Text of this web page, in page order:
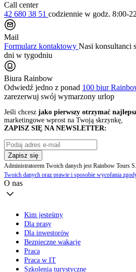
Call center
42 680 38 51 codziennie w godz. 8:00-
Mail
Formularz kontaktowy Nasi konsultanci
dni w tygodniu
Biura Rainbow
Odwiedź jedno z ponad 100 biur
zarezerwuj swój wymarzony urlop
Jeśli chcesz jako pierwszy otrzymać
marketingowe wprost na Twoją skrzynkę,
ZAPISZ SIĘ NA NEWSLETTER:
Zapisz się
Administratorem Twoich danych jest Rainbow Tours
Twoich danych oraz prawie i sposobie wycofania
O nas
Kim jesteśmy
Dla prasy
Dla inwestorów
Bezpieczne wakacje
Praca
Praca w IT
Szkolenia turystyczne